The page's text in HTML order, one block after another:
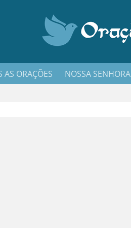
AS ORAÇÕES NOSSA SENHORA